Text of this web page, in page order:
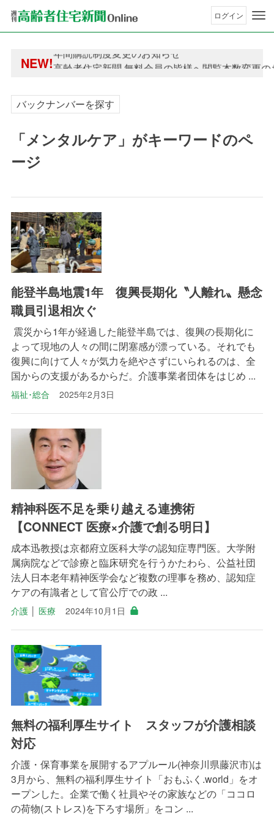
ログイン
NEW!
年間購読制度変更のお知らせ
高齢者住宅新聞 無料会員の皆様へ閲覧本数変更
高齢者住宅新聞 無料会員の皆様へ閲覧本数変更
バックナンバーを探す
「メンタルケア」がキーワードのペ
ージ
能登半島地震1年 復興長期化〝人離れ〟懸念
職員引退相次ぐ
震災から1年が経過した能登半島では、復興の長期化に
よって現地の人々の間に閉塞感が漂っている。それでも
復興に向けて人々が気力を絶やさずにいられるのは、全
国からの支援があるからだ。介護事業者団体をはじめ ...
福祉･総合 2025年2月3日
精神科医不足を乗り越える連携術
【CONNECT 医療×介護で創る明日】
成本迅教授は京都府立医科大学の認知症専門医。大学附
属病院などで診療と臨床研究を行うかたわら、公益社団
法人日本老年精神医学会など複数の理事を務め、認知症
ケアの有識者として官公庁での政 ...
介護│ 医療 2024年10月1日
無料の福利厚生サイト スタッフが介護相談
対応
介護・保育事業を展開するアプルール(神奈川県藤沢市)は
3月から、無料の福利厚生サイト「おもふく.world」をオ
ープンした。企業で働く社員やその家族などの「ココロ
の荷物(ストレス)を下ろす場所」をコン ...